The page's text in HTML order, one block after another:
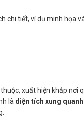
chi tiết, ví dụ minh họa
xuất hiện khắp nơi
là diện tích xung